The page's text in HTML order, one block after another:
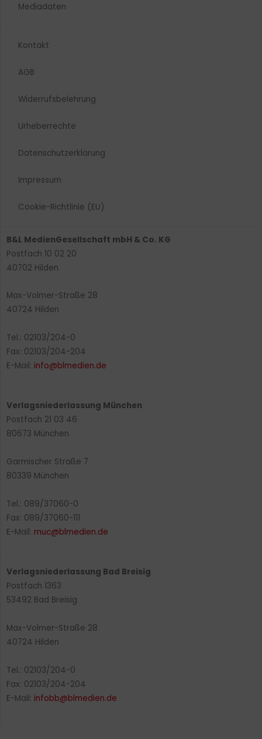
Mediadaten
Kontakt
AGB
Widerrufsbelehrung
Urheberrechte​
Datenschutzerklärung
Impressum
Cookie-Richtlinie (EU)
B&L MedienGesellschaft mbH & Co. KG
Postfach 10 02 20
40702 Hilden
Max-Volmer-Straße 28
40724 Hilden
Tel.: 02103/204-0
Fax: 02103/204-204
E-Mail: info@blmedien.de
Verlagsniederlassung München
Postfach 21 03 46
80673 München
Garmischer Straße 7
80339 München
Tel.: 089/37060-0
Fax: 089/37060-111
E-Mail: muc@blmedien.de
Verlagsniederlassung Bad Breisig
Postfach 1363
53492 Bad Breisig
Max-Volmer-Straße 28
40724 Hilden
Tel.: 02103/204-0
Fax: 02103/204-204
E-Mail: infobb@blmedien.de